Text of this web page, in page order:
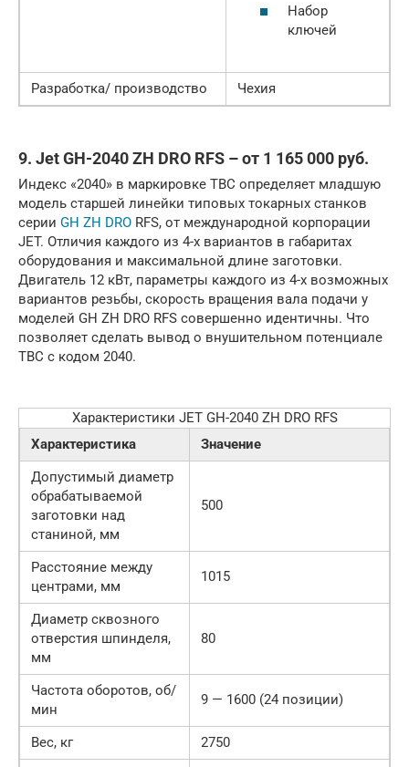
Набор
ключей
Разработка/ производство Чехия
9. Jet GH-2040 ZH DRO RFS – от 1 165 000 руб.
Индекс «2040» в маркировке ТВС определяет младшую
модель старшей линейки типовых токарных станков
серии GH ZH DRO RFS, от международной корпорации
JET. Отличия каждого из 4-х вариантов в габаритах
оборудования и максимальной длине заготовки.
Двигатель 12 кВт, параметры каждого из 4-х возможных
вариантов резьбы, скорость вращения вала подачи у
моделей GH ZH DRO RFS совершенно идентичны. Что
позволяет сделать вывод о внушительном потенциале
ТВС с кодом 2040.
Характеристики JET GH-2040 ZH DRO RFS
Характеристика
Значение
Допустимый диаметр
обрабатываемой
заготовки над
станиной, мм
500
Расстояние между
центрами, мм
1015
Диаметр сквозного
отверстия шпинделя,
мм
80
Частота оборотов, об/
мин
9 — 1600 (24 позиции)
Вес, кг 2750